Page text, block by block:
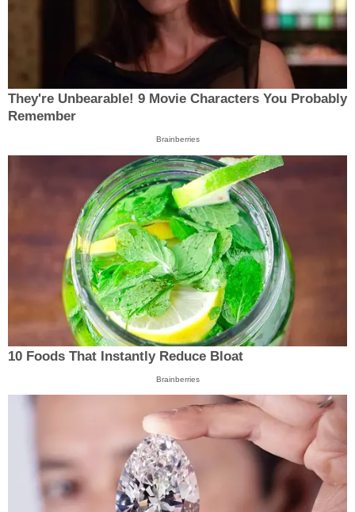
They're Unbearable! 9 Movie Characters You Probably
Remember
Brainberries
10 Foods That Instantly Reduce Bloat
Brainberries